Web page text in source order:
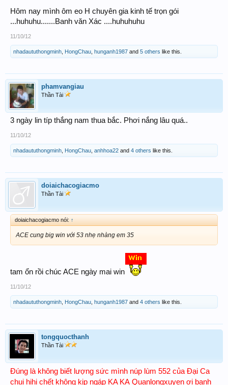
Hôm nay mình ôm eo H chuyên gia kinh tế trọn gói
...huhuhu.......Banh văn Xác ....huhuhuhu
11/10/12
nhadaututhongminh HongChau hunganh1987 and 5 others like this.
phamvangiau
Thần Tài
3 ngày lin típ thắng nam thua bắc. Phơi nắng lâu quá..
11/10/12
nhadaututhongminh HongChau anhhoa22 and 4 others like this.
doiaichacogiacmo
Thần Tài
doiaichacogiacmo nói: ↑
ACE cung big win với 53 nhẹ nhàng em 35
tam ổn rồi chúc ACE ngày mai win
11/10/12
nhadaututhongminh HongChau hunganh1987 and 4 others like this.
tongquocthanh
Thần Tài
Đúng là không biết lượng sức mình núp lùm 552 của Đại Ca
chui hihi chết không kịp ngáp KA KA Quanlongxuyen ơi banh